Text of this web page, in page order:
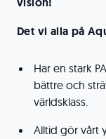
Det vi alla på
Har en stark
bättre och
världsklass.
Alltid gör vårt